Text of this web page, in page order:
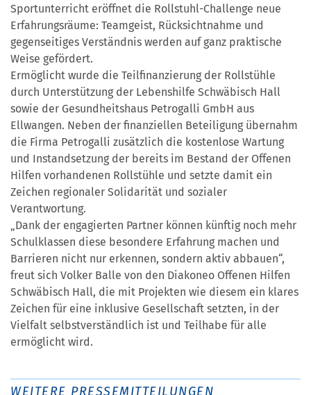
Sportunterricht eröffnet die Rollstuhl-Challenge neue
Erfahrungsräume: Teamgeist, Rücksichtnahme und
gegenseitiges Verständnis werden auf ganz praktische
Weise gefördert.
Ermöglicht wurde die Teilfinanzierung der Rollstühle
durch Unterstützung der Lebenshilfe Schwäbisch Hall
sowie der Gesundheitshaus Petrogalli GmbH aus
Ellwangen. Neben der finanziellen Beteiligung übernahm
die Firma Petrogalli zusätzlich die kostenlose Wartung
und Instandsetzung der bereits im Bestand der Offenen
Hilfen vorhandenen Rollstühle und setzte damit ein
Zeichen regionaler Solidarität und sozialer
Verantwortung.
„Dank der engagierten Partner können künftig noch mehr
Schulklassen diese besondere Erfahrung machen und
Barrieren nicht nur erkennen, sondern aktiv abbauen“,
freut sich Volker Balle von den Diakoneo Offenen Hilfen
Schwäbisch Hall, die mit Projekten wie diesem ein klares
Zeichen für eine inklusive Gesellschaft setzten, in der
Vielfalt selbstverständlich ist und Teilhabe für alle
ermöglicht wird.
WEITERE PRESSEMITTEILUNGEN